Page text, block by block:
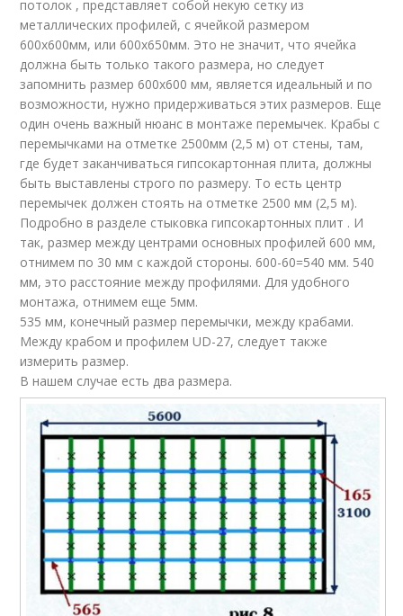
потолок , представляет собой некую сетку из
металлических профилей, с ячейкой размером
600х600мм, или 600х650мм. Это не значит, что ячейка
должна быть только такого размера, но следует
запомнить размер 600х600 мм, является идеальный и по
возможности, нужно придерживаться этих размеров. Еще
один очень важный нюанс в монтаже перемычек. Крабы с
перемычками на отметке 2500мм (2,5 м) от стены, там,
где будет заканчиваться гипсокартонная плита, должны
быть выставлены строго по размеру. То есть центр
перемычек должен стоять на отметке 2500 мм (2,5 м).
Подробно в разделе стыковка гипсокартонных плит . И
так, размер между центрами основных профилей 600 мм,
отнимем по 30 мм с каждой стороны. 600-60=540 мм. 540
мм, это расстояние между профилями. Для удобного
монтажа, отнимем еще 5мм.
535 мм, конечный размер перемычки, между крабами.
Между крабом и профилем UD-27, следует также
измерить размер.
В нашем случае есть два размера.